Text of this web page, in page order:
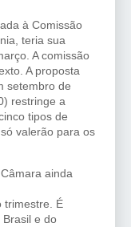
à Comissão
teria sua
A comissão
A proposta
setembro de
restringe a
tipos de
valerão para os
ainda
trimestre. É
e do